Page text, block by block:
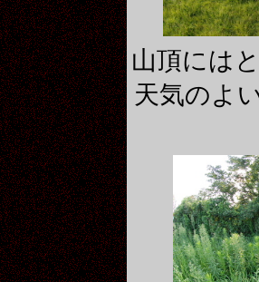
山頂には
天気のよ